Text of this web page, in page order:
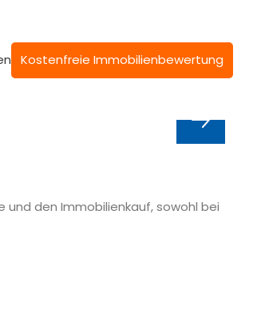
Kostenfreie Immobilienbewertung
und den Immobilienkauf, sowohl bei